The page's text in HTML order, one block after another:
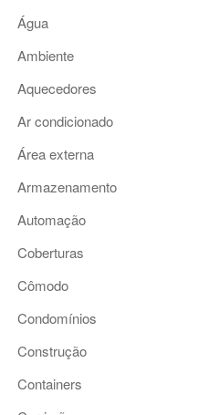
Água
Ambiente
Aquecedores
Ar condicionado
Área externa
Armazenamento
Automação
Coberturas
Cômodo
Condomínios
Construção
Containers